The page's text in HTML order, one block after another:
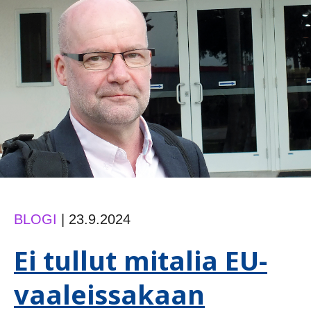
BLOGI 23.9.2024
Ei tullut mitalia EU-
vaaleissakaan